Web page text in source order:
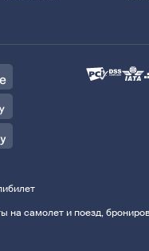
на самолет и поезд,